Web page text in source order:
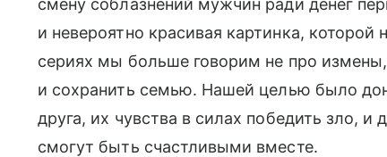
и невероятно красивая картинка,
сериях мы больше говорим не про
и сохранить семью. Нашей целью было
друга, их чувства в силах победить зло,
смогут быть счастливыми вместе.